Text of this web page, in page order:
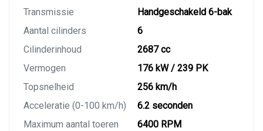
Transmissie
Handgeschakeld 6-bak
Aantal cilinders
6
Cilinderinhoud
2687 cc
Vermogen
176 kW / 239 PK
Topsnelheid
256 km/h
Acceleratie (0-100 km/h)
6.2 seconden
Maximum aantal toeren
6400 RPM